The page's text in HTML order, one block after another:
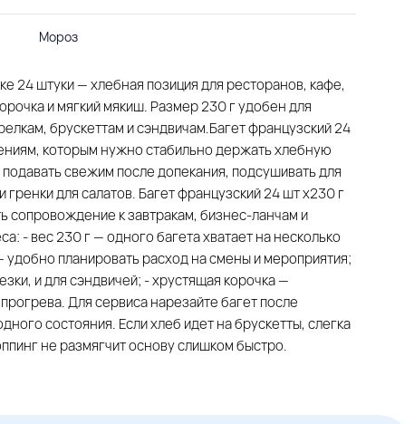
Мороз
24 штуки — хлебная позиция для ресторанов, кафе,
и мягкий мякиш. Размер 230 г удобен для
брускеттам и сэндвичам.Багет французский 24
которым нужно стабильно держать хлебную
свежим после допекания, подсушивать для
для салатов. Багет французский 24 шт х230 г
сопровождение к завтракам, бизнес-ланчам и
- вес 230 г — одного багета хватает на несколько
планировать расход на смены и мероприятия;
и для сэндвичей; - хрустящая корочка —
Для сервиса нарезайте багет после
состояния. Если хлеб идет на брускетты, слегка
не размягчит основу слишком быстро.